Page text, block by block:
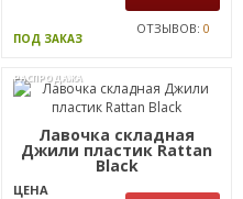
ПОД ЗАКАЗ
ОТЗЫВОВ: 0
РАСПРОДАЖА
Лавочка складная
Джили пластик Rattan
Black
ЦЕНА